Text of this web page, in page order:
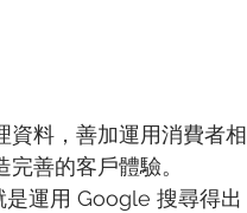
資料，善加運用消費者相
善的客戶體驗。
運用 Google 搜尋得出